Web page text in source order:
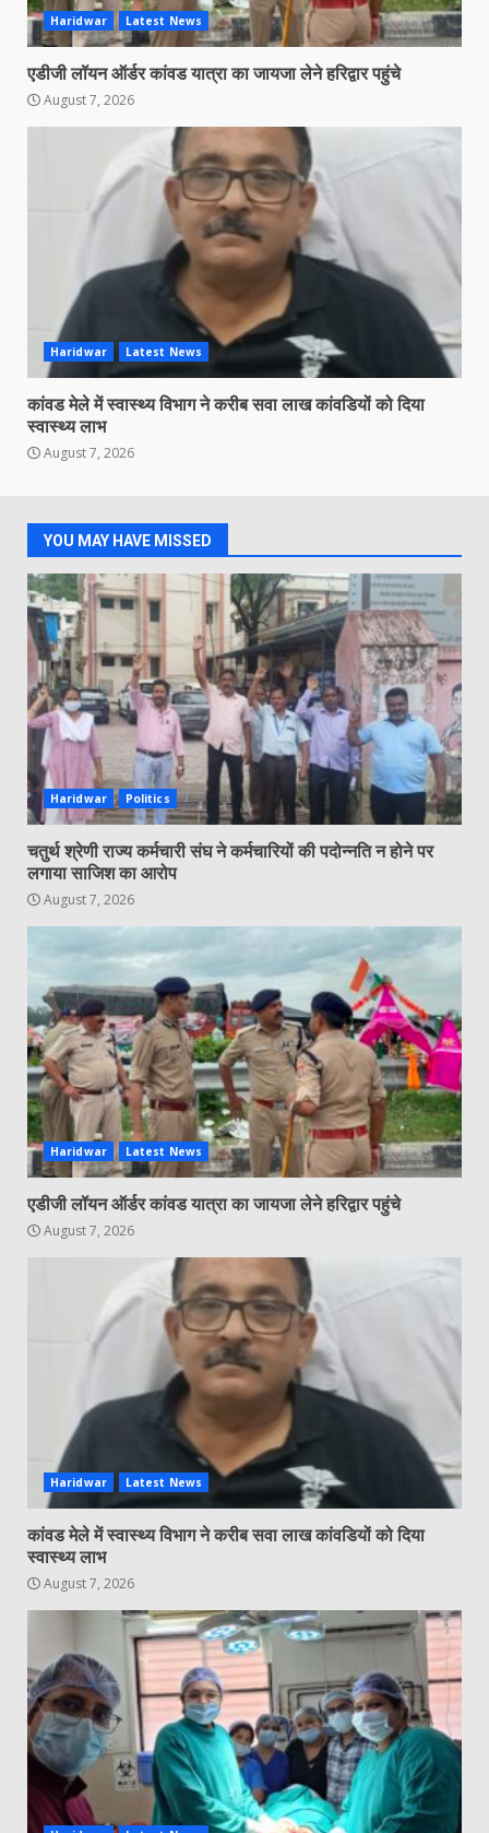
Haridwar Latest News
एडीजी लॉयन ऑर्डर कांवड यात्रा का जायजा लेने हरिद्वार पहुंचे
August 7, 2026
Haridwar Latest News
कांवड मेले में स्वास्थ्य विभाग ने करीब सवा लाख कांवडियों को दिया
स्वास्थ्य लाभ
August 7, 2026
YOU MAY HAVE MISSED
Haridwar Politics
चतुर्थ श्रेणी राज्य कर्मचारी संघ ने कर्मचारियों की पदोन्नति न होने पर
लगाया साजिश का आरोप
August 7, 2026
Haridwar Latest News
एडीजी लॉयन ऑर्डर कांवड यात्रा का जायजा लेने हरिद्वार पहुंचे
August 7, 2026
Haridwar Latest News
कांवड मेले में स्वास्थ्य विभाग ने करीब सवा लाख कांवडियों को दिया
स्वास्थ्य लाभ
August 7, 2026